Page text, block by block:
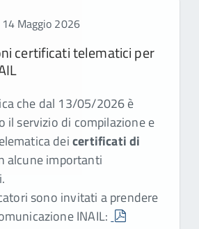
Maggio 2026
certificati telematici per
che dal 13/05/2026 è
il servizio di compilazione e
deicertificati di
alcune importanti
sono invitati a prendere
INAIL:
pdf